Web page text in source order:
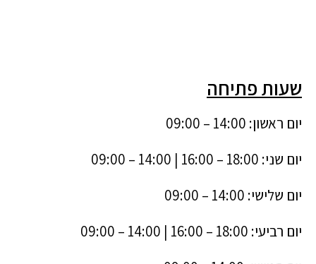
שעות פתיחה
יום ראשון: 14:00 – 09:00
יום שני: 18:00 – 16:00 | 14:00 – 09:00
יום שלישי: 14:00 – 09:00
יום רביעי: 18:00 – 16:00 | 14:00 – 09:00